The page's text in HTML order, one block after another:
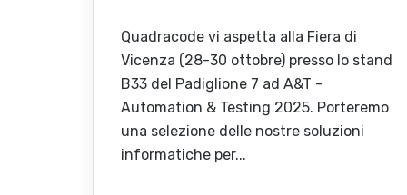
Quadracode vi aspetta alla Fiera di
Vicenza (28-30 ottobre) presso lo stand
B33 del Padiglione 7 ad A&T -
Automation & Testing 2025. Porteremo
una selezione delle nostre soluzioni
informatiche per...